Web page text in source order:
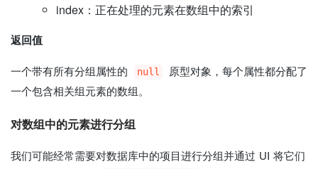
index：正在处理的元素在数组中的索引
返回值
一个带有所有分组属性的 null
原型对象，每个属性都分配了
一个包含相关组元素的数组。
对数组中的元素进行分组
我们可能经常需要对数据库中的项目进行分组并通过 UI 将它们